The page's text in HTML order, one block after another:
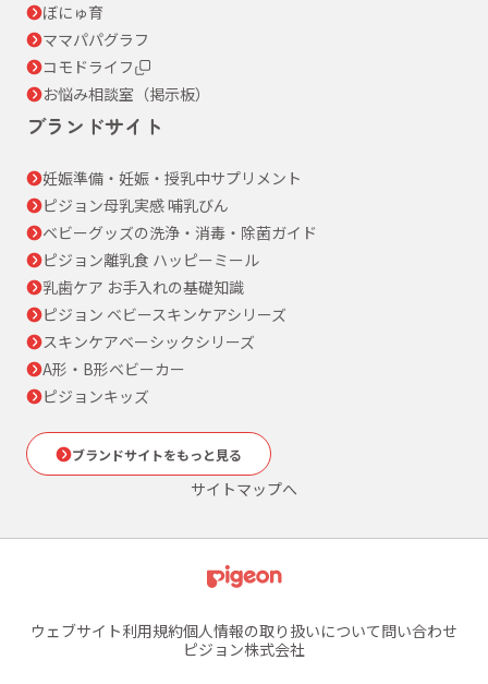
ぼにゅ育
ママパパグラフ
コモドライフ
お悩み相談室（掲示板）
ブランドサイト
妊娠準備・妊娠・授乳中サプリメント
ピジョン母乳実感 哺乳びん
ベビーグッズの洗浄・消毒・除菌ガイド
ピジョン離乳食 ハッピーミール
乳歯ケア お手入れの基礎知識
ピジョン ベビースキンケアシリーズ
スキンケアベーシックシリーズ
A形・B形ベビーカー
ピジョンキッズ
ブランドサイトをもっと見る
サイトマップへ
ウェブサイト利用規約個人情報の取り扱いについて問い合わせ
ピジョン株式会社